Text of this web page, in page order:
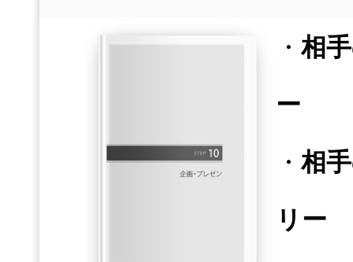
・相
ー
・相
リー